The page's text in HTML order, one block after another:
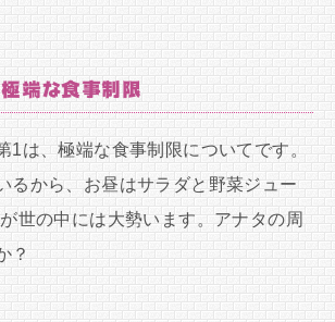
端な食事制限
1は、極端な食事制限についてです。
るから、お昼はサラダと野菜ジュー
世の中には大勢います。アナタの周
？